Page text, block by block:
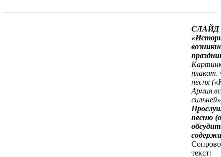
СЛАЙД
плакат.
песня
Армия
песню
текст: